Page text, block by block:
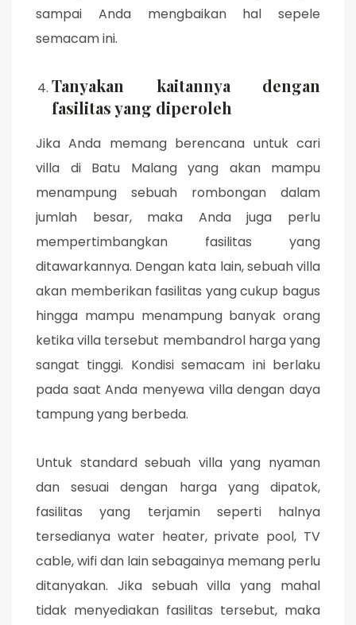
sampai Anda mengbaikan hal sepele
semacam ini.
Tanyakan kaitannya dengan
fasilitas yang diperoleh
Jika Anda memang berencana untuk cari
villa di Batu Malang yang akan mampu
menampung sebuah rombongan dalam
jumlah besar, maka Anda juga perlu
mempertimbangkan fasilitas yang
ditawarkannya. Dengan kata lain, sebuah villa
akan memberikan fasilitas yang cukup bagus
hingga mampu menampung banyak orang
ketika villa tersebut membandrol harga yang
sangat tinggi. Kondisi semacam ini berlaku
pada saat Anda menyewa villa dengan daya
tampung yang berbeda.
Untuk standard sebuah villa yang nyaman
dan sesuai dengan harga yang dipatok,
fasilitas yang terjamin seperti halnya
tersedianya water heater, private pool, TV
cable, wifi dan lain sebagainya memang perlu
ditanyakan. Jika sebuah villa yang mahal
tidak menyediakan fasilitas tersebut, maka